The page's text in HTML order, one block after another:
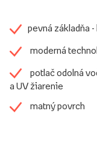
pevná základňa
moderná
potlač odolná
a UV žiarenie
matný povrch